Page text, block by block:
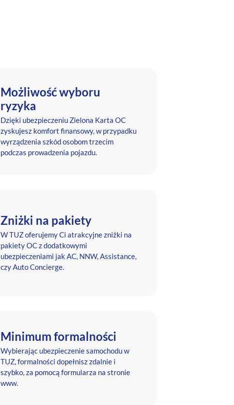
Możliwość wyboru
ryzyka
Dzięki ubezpieczeniu Zielona Karta OC
zyskujesz komfort finansowy, w przypadku
wyrządzenia szkód osobom trzecim
podczas prowadzenia pojazdu.
Zniżki na pakiety
W TUZ oferujemy Ci atrakcyjne zniżki na
pakiety OC z dodatkowymi
ubezpieczeniami jak AC, NNW, Assistance,
czy Auto Concierge.
Minimum formalności
Wybierając ubezpieczenie samochodu w
TUZ, formalności dopełnisz zdalnie i
szybko, za pomocą formularza na stronie
www.